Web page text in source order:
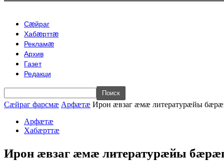
Сæйраг
Хабæрттæ
Рекламæ
Архив
Газет
Редакци
Сæйраг фарсмæ Арфæтæ Ирон æвзаг æмæ литературæйы
Арфæтæ
Хабæрттæ
Ирон æвзаг æмæ литературæйы